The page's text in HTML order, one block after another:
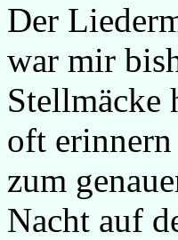
Der
war mir
Stellmäcke
oft erinnern
zum
Nacht auf